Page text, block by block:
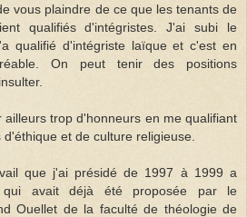
vous plaindre de ce que les tenants de
qualifiés d'intégristes. J'ai subi le
qualifié d'intégriste laïque et c'est en
On peut tenir des positions
ailleurs trop d'honneurs en me qualifiant
et de culture religieuse.
que j'ai présidé de 1997 à 1999 a
avait déjà été proposée par le
Ouellet de la faculté de théologie de